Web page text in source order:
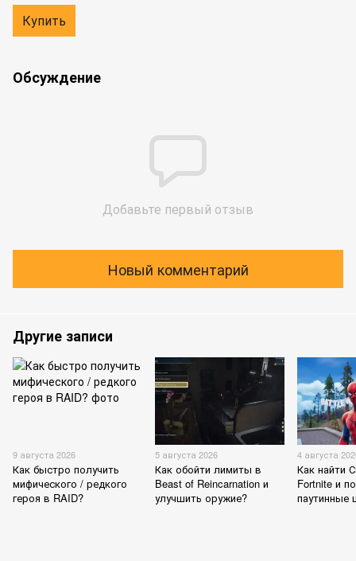
Купить
Обсуждение
Добавьте первый отзыв
Новый комментарий
Другие записи
9 августа 2026
Как быстро получить
мифического / редкого
героя в RAID?
5 августа 2026
Как обойти лимиты в
Beast of Reincarnation и
улучшить оружие?
4 августа
Как найти
Fortnite и
паутинные